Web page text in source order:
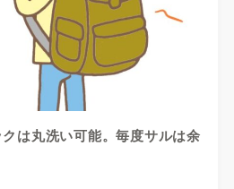
は丸洗い可能。毎度サルは余